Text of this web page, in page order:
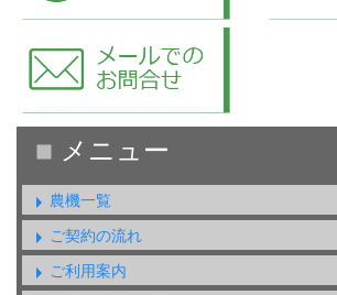
農機一覧
ご契約の流れ
ご利用案内